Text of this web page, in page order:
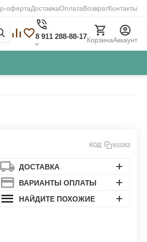
офертаДоставкаОплатаВозвратКонтакты
8 911 288-88-17КорзинаАккаунт
КОД: 910263
ДОСТАВКА
ВАРИАНТЫ ОПЛАТЫ
НАЙДИТЕ ПОХОЖИЕ